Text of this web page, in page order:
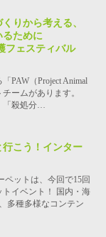
りから考える、
るために
フェスティバル
PAW（Project Animal
ームがあります。
「殺処分…
こう！インター
ペットは、今回で15回
イベント！ 国内・海
多種多様なコンテン